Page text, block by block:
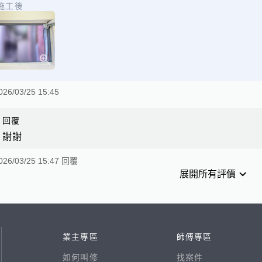
工後
03/25 15:45
回覆
謝謝
03/25 15:47 回覆
展開所有評價
業主專區
如何叫修
師傅專區
找案件